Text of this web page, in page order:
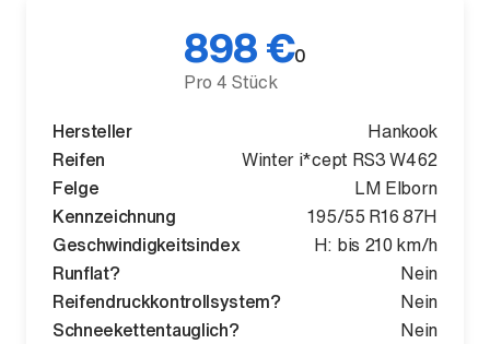
898 €
Pro 4 Stück
0
Hersteller
Hankook
Reifen
Winter i*cept RS3 W462
Felge
LM Elborn
Kennzeichnung
195/55 R16 87H
Geschwindigkeitsindex
H: bis 210 km/h
Runflat?
Nein
Reifendruckkontrollsystem?
Nein
Schneekettentauglich?
Nein